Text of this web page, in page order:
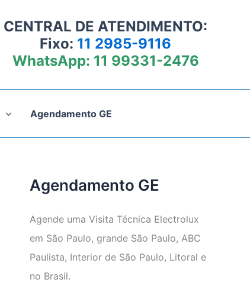
CENTRAL DE ATENDIMENTO:
Fixo: 11 2985-9116
WhatsApp: 11 99331-2476
Agendamento GE
Agendamento GE
Agende uma Visita Técnica Electrolux
em São Paulo, grande São Paulo, ABC
Paulista, Interior de São Paulo, Litoral e
no Brasil.